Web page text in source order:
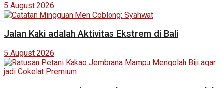
5 August 2026
Jalan Kaki adalah Aktivitas Ekstrem di Bali
5 August 2026